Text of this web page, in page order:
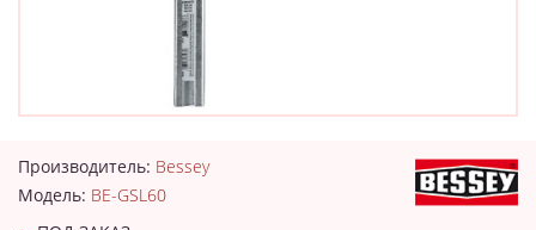
Производитель: Bessey
Модель: BE-GSL60